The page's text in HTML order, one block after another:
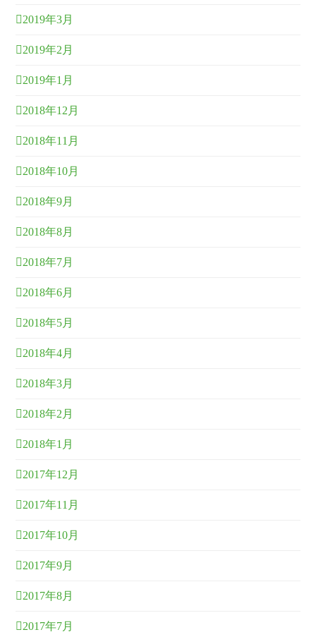
2019年3月
2019年2月
2019年1月
2018年12月
2018年11月
2018年10月
2018年9月
2018年8月
2018年7月
2018年6月
2018年5月
2018年4月
2018年3月
2018年2月
2018年1月
2017年12月
2017年11月
2017年10月
2017年9月
2017年8月
2017年7月